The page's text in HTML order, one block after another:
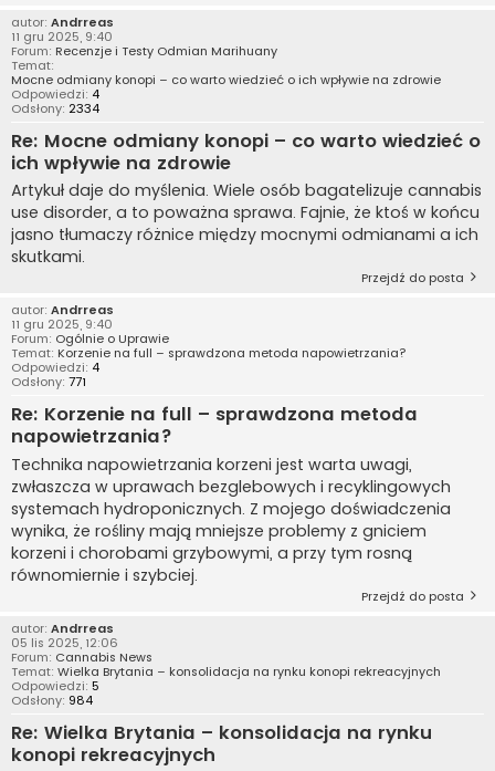
autor: Andrreas
11 gru 2025, 9:40
Forum: Recenzje i Testy Odmian Marihuany
Temat:
Mocne odmiany konopi – co warto wiedzieć o ich wpływie na zdrowie
Odpowiedzi: 4
Odsłony: 2334
Re: Mocne odmiany konopi – co warto wiedzieć o
ich wpływie na zdrowie
Artykuł daje do myślenia. Wiele osób bagatelizuje cannabis
use disorder, a to poważna sprawa. Fajnie, że ktoś w końcu
jasno tłumaczy różnice między mocnymi odmianami a ich
skutkami.
Przejdź do posta
autor: Andrreas
11 gru 2025, 9:40
Forum: Ogólnie o Uprawie
Temat: Korzenie na full – sprawdzona metoda napowietrzania?
Odpowiedzi: 4
Odsłony: 771
Re: Korzenie na full – sprawdzona metoda
napowietrzania?
Technika napowietrzania korzeni jest warta uwagi,
zwłaszcza w uprawach bezglebowych i recyklingowych
systemach hydroponicznych. Z mojego doświadczenia
wynika, że rośliny mają mniejsze problemy z gniciem
korzeni i chorobami grzybowymi, a przy tym rosną
równomiernie i szybciej.
Przejdź do posta
autor: Andrreas
05 lis 2025, 12:06
Forum: Cannabis News
Temat: Wielka Brytania – konsolidacja na rynku konopi rekreacyjnych
Odpowiedzi: 5
Odsłony: 984
Re: Wielka Brytania – konsolidacja na rynku
konopi rekreacyjnych